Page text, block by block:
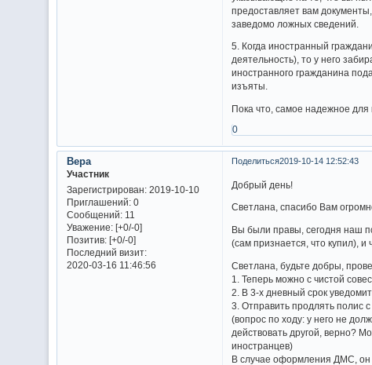
предоставляет вам
заведомо ложных сведений.
5. Когда иностранный
деятельность), то у него
иностранного гражданина
изъяты.
Пока что, самое надежное для
0
Поделиться2019-10-14 12:52:43
Вера
Участник
Зарегистрирован: 2019-10-10
Приглашений:0
Сообщений:11
Уважение: [+0/-0]
Позитив: [+0/-0]
Последний визит:
2020-03-16 11:46:56
Добрый день!
Светлана, спасибо Вам
Вы были правы, сегодня наш
(сам признается, что купил),
Светлана, будьте добры,
1. Теперь можно с чистой
2. В 3-х дневный срок
3. Отправить продлять полис
(вопрос по ходу: у него не
действовать другой, верно?
иностранцев)
В случае оформления ДМС, он